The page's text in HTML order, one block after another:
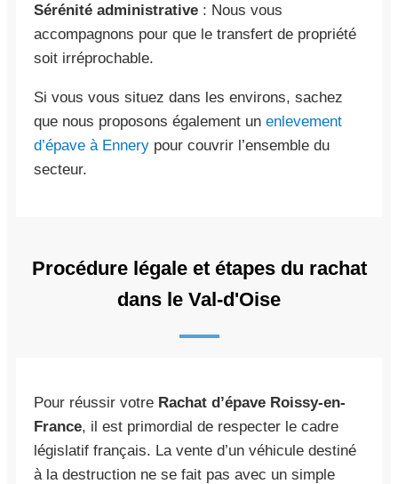
Sérénité administrative : Nous vous
accompagnons pour que le transfert de propriété
soit irréprochable.
Si vous vous situez dans les environs, sachez
que nous proposons également un enlevement
d’épave à Ennery pour couvrir l’ensemble du
secteur.
Procédure légale et étapes du rachat
dans le Val-d'Oise
Pour réussir votre Rachat d’épave Roissy-en-
France, il est primordial de respecter le cadre
législatif français. La vente d’un véhicule destiné
à la destruction ne se fait pas avec un simple